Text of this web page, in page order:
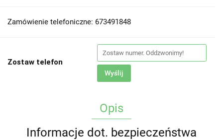
Zamówienie telefoniczne: 673491848
Zostaw telefon
Wyślij
Opis
Informacje dot. bezpieczeństwa